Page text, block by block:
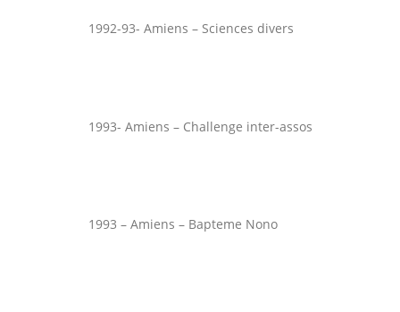
1992-93- Amiens – Sciences divers
1993- Amiens – Challenge inter-assos
1993 – Amiens – Bapteme Nono